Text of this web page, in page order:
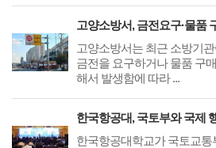
고양소방서는 최근 소방기
금전을 요구하거나 물품 구
해서 발생함에 따라 ...
한국항공대학교가 국토교통